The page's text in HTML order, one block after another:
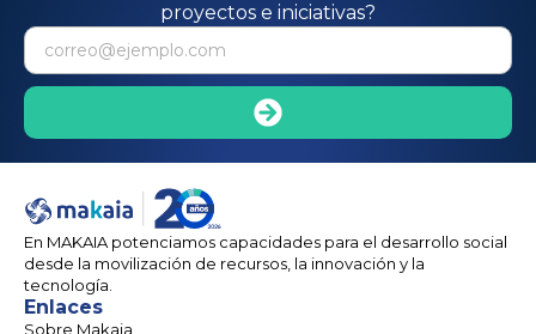
proyectos e iniciativas?
En MAKAIA potenciamos capacidades para el desarrollo social
desde la movilización de recursos, la innovación y la
tecnología.
Enlaces
Sobre Makaia